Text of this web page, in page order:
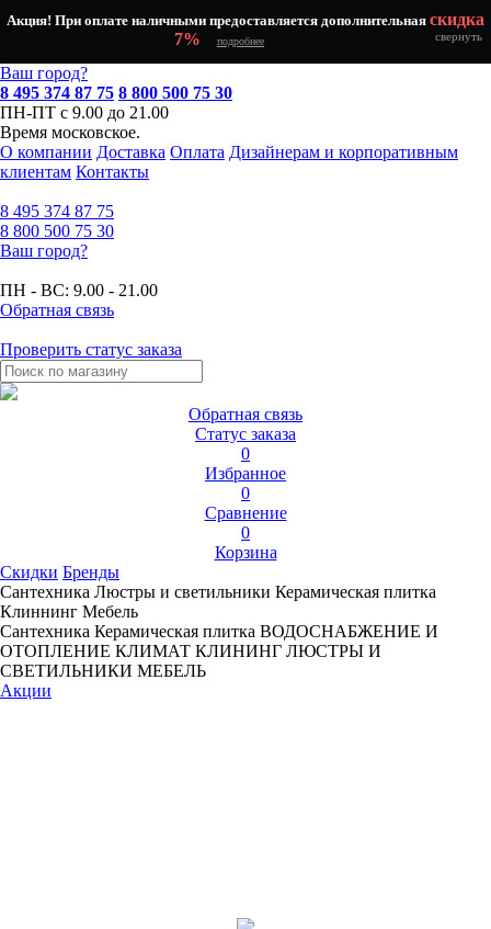
Акция! При оплате наличными предоставляется дополнительная скидка
7%
подробнее свернуть
Ваш город?
8 495 374 87 75 8 800 500 75 30
ПН-ПТ с 9.00 до 21.00
Время московское.
О компании Доставка Оплата Дизайнерам и корпоративным
клиентам Контакты
8 495 374 87 75
8 800 500 75 30
Ваш город?
ПН - ВС: 9.00 - 21.00
Обратная связь
Проверить статус заказа
Обратная связь
Статус заказа
0
Избранное
0
Сравнение
0
Корзина
Скидки Бренды
Сантехника Люстры и светильники Керамическая плитка
Клиннинг Мебель
Сантехника Керамическая плитка ВОДОСНАБЖЕНИЕ И
ОТОПЛЕНИЕ КЛИМАТ КЛИНИНГ ЛЮСТРЫ И
СВЕТИЛЬНИКИ МЕБЕЛЬ
Акции